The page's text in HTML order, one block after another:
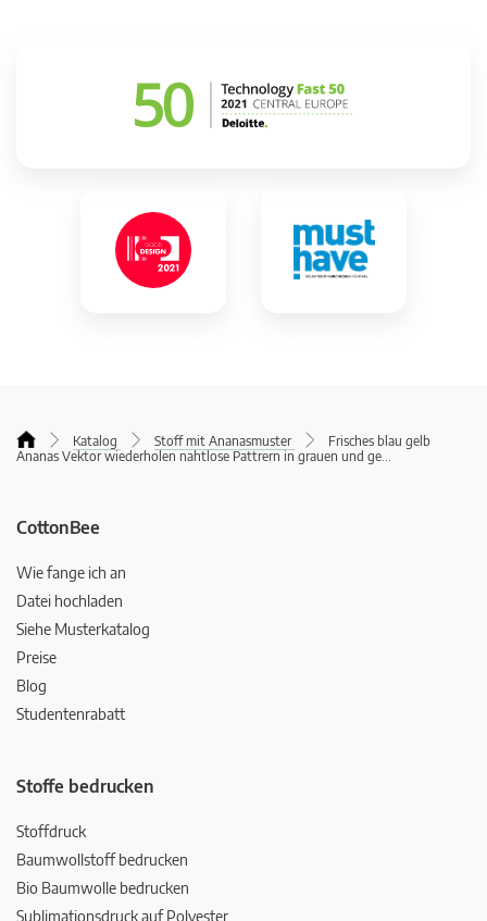
Katalog Stoff mit Ananasmuster
Frisches blau gelb
Ananas Vektor wiederholen nahtlose Pattrern in grauen und ge...
CottonBee
Wie fange ich an
Datei hochladen
Siehe Musterkatalog
Preise
Blog
Studentenrabatt
Stoffe bedrucken
Stoffdruck
Baumwollstoff bedrucken
Bio Baumwolle bedrucken
Sublimationsdruck auf Polyester